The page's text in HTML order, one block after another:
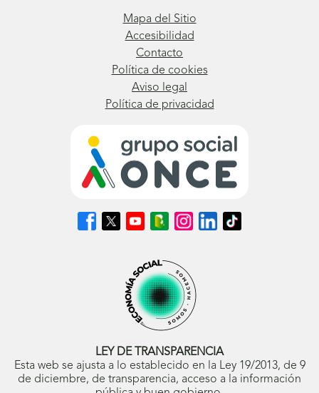
Mapa del Sitio
Accesibilidad
Contacto
Política de cookies
Aviso legal
Política de privacidad
Síguenos
en
Síguenos
en
ventana
nueva)
Síguenos
en
abrirá
en
ventana
nueva)
Síguenos
en
Blog
ONCE
(se
abrirá
en
ventana
Síguenos
en
abrirá
en
ventana
nueva)
Síguenos
en
Síguenos
en
LEY DE TRANSPARENCIA
Esta web se ajusta a lo establecido en la Ley 19/2013, de 9
de diciembre, de transparencia, acceso a la información